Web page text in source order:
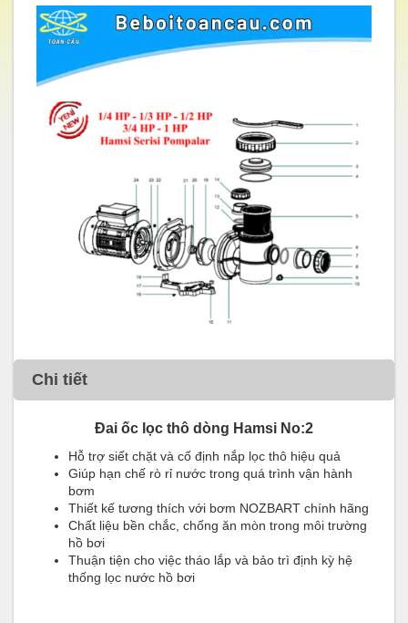
Chi tiết
Đai ốc lọc thô dòng Hamsi No:2
Hỗ trợ siết chặt và cố định nắp lọc thô hiệu quả
Giúp hạn chế rò rỉ nước trong quá trình vận hành
bơm
Thiết kế tương thích với bơm NOZBART chính hãng
Chất liệu bền chắc, chống ăn mòn trong môi trường
hồ bơi
Thuận tiện cho việc tháo lắp và bảo trì định kỳ hệ
thống lọc nước hồ bơi